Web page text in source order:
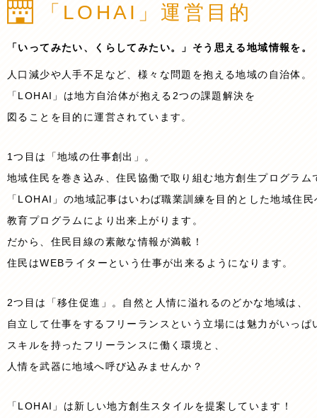
「LOHAI」運営目的
「いってみたい、くらしてみたい。」そう思える地域情報を。
人口減少や人手不足など、様々な問題を抱える地域の自治体。
「LOHAI」は地方自治体が抱える2つの課題解決を
図ることを目的に運営されています。
1つ目は「地域の仕事創出」。
地域住民を巻き込み、住民協働で取り組む地方創生プログラム
「LOHAI」の地域記事はいわば職業訓練を目的とした地域住民
教育プログラムにより出来上がります。
だから、住民目線の素敵な情報が満載！
住民はWEBライターという仕事が出来るようになります。
2つ目は「移住促進」。自然と人情に溢れるのどかな地域は、
自立して仕事をするフリーランスという立場には魅力がいっぱ
スキルを持ったフリーランスに働く環境と、
人情を武器に地域へ呼び込みませんか？
「LOHAI」は新しい地方創生スタイルを提案しています！